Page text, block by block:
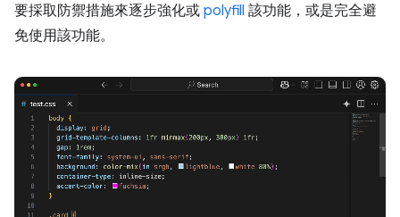
要採取防禦措施來逐步強化或 polyfill 該功能，或是完全避
免使用該功能。